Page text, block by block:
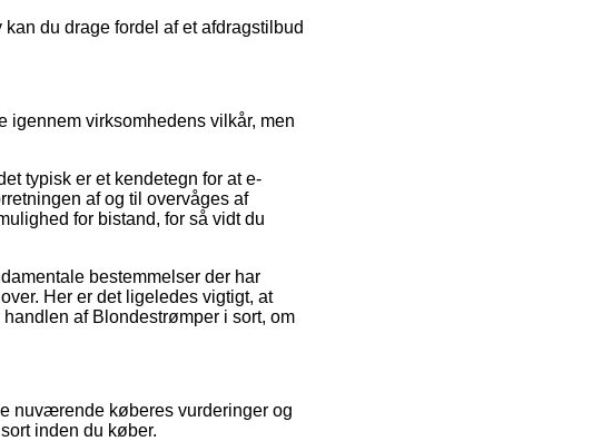
du drage fordel af et afdragstilbud
igennem virksomhedens vilkår, men
typisk er et kendetegn for at e-
af og til overvåges af
for bistand, for så vidt du
bestemmelser der har
Her er det ligeledes vigtigt, at
af Blondestrømper i sort, om
nuværende køberes vurderinger og
inden du køber.